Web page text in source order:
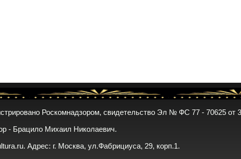
Роскомнадзором, свидетельство Эл № ФС 77 - 70625 от 3
- Брацило Михаил Николаевич.
. Адрес: г. Москва, ул.Фабрициуса, 29, корп.1.